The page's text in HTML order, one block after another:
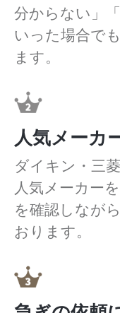
分からない」
いった場合で
ます。
人気メーカ
ダイキン・三
人気メーカー
を確認しなが
おります。